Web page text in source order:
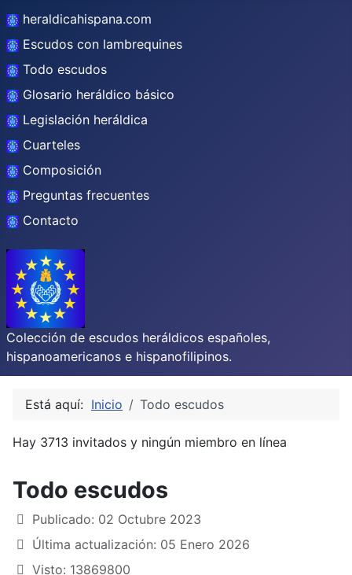
heraldicahispana.com
Escudos con lambrequines
Todo escudos
Glosario heráldico básico
Legislación heráldica
Cuarteles
Composición
Preguntas frecuentes
Contacto
Colección de escudos heráldicos españoles,
hispanoamericanos e hispanofilipinos.
Está aquí: Inicio Todo escudos
Hay 3713 invitados y ningún miembro en línea
Todo escudos
Publicado: 02 Octubre 2023
Última actualización: 05 Enero 2026
Visto: 13869800